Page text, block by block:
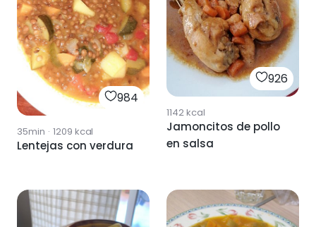
984
35min · 1209 kcal
Lentejas con verdura
926
1142kcal
Jamoncitos de pollo
en salsa